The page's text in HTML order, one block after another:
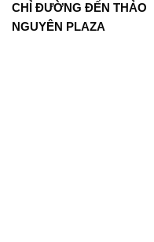
CHỈ ĐƯỜNG ĐẾN THẢO
NGUYÊN PLAZA